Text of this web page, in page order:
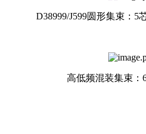
D38999/J599圆形集束：5
高低频混装集束：